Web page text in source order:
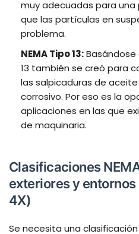
muy adecuadas para
que las partículas en
problema.
NEMA Tipo 13:Basándose
13 también se creó para
las salpicaduras de
corrosivo. Por eso es la
aplicaciones en las que
de maquinaria.
Clasificaciones
exteriores y
4X)
Se necesita una